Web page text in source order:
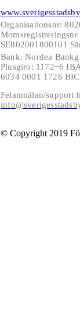
Organisationsnr:
Momsregistreringsnr
SE802001800101
Bank: Nordea
Plusgiro: 1172−6
6034 0001 1726
Felanmälan/support
© Copyright 2019